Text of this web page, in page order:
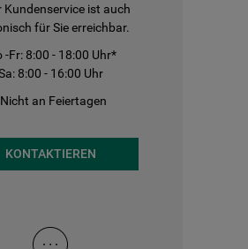
Kundenservice ist auch
für Sie erreichbar.
-Fr: 8:00 - 18:00 Uhr*
8:00 - 16:00 Uhr
an Feiertagen
KONTAKTIEREN